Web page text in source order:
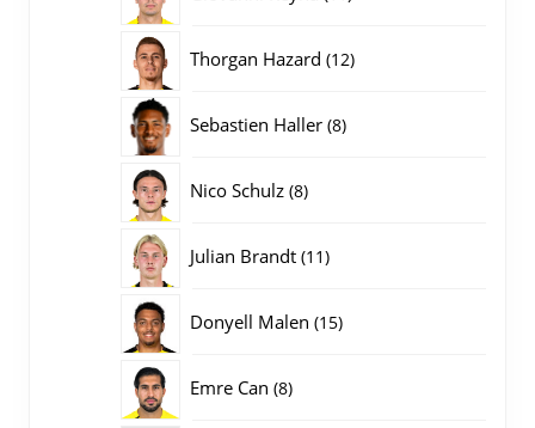
Thorgan Hazard 1212
Sebastien Haller 88
Nico Schulz 88
Julian Brandt 1111
Donyell Malen 1515
Emre Can 88